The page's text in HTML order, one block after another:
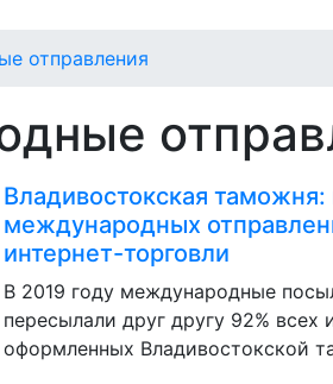
отправления
Владивостокская таможня:
международных
интернет-торговли
В 2019 году международные
пересылали друг другу 92%
оформленных Владивостокской